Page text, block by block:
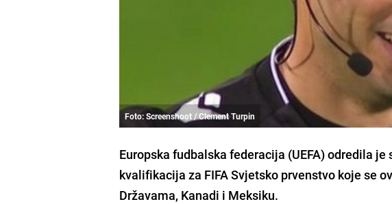
Foto: Screenshoot / Clement Turpin
Europska fudbalska federacija (UEFA) odredila
kvalifikacija za FIFA Svjetsko prvenstvo koje se
Državama, Kanadi i Meksiku.